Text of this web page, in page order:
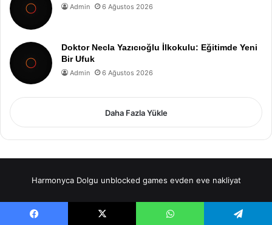
Admin 6 Ağustos 2026
Doktor Necla Yazıcıoğlu İlkokulu: Eğitimde Yeni
Bir Ufuk
Admin 6 Ağustos 2026
Daha Fazla Yükle
Harmonyca Dolgu unblocked games evden eve nakliyat